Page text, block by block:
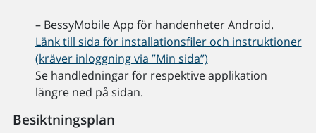
– BessyMobile App för handenheter Android.
Länk till sida för installationsfiler och instruktioner
(kräver inloggning via ”Min sida”)
Se handledningar för respektive applikation
längre ned på sidan.
Besiktningsplan